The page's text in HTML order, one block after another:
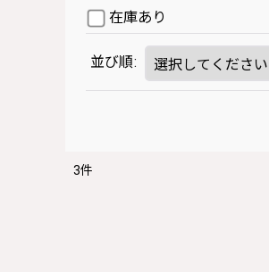
在庫あり
並び順:
3件